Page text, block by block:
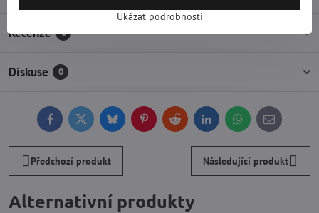
Recenze 0
Diskuse 0
FacebookTwitterBlueskyPinterestReddit LinkedInWhatsApp
E-
mail
Předchozí produkt Následující produkt
Alternativní produkty
Ukázat podrobnosti